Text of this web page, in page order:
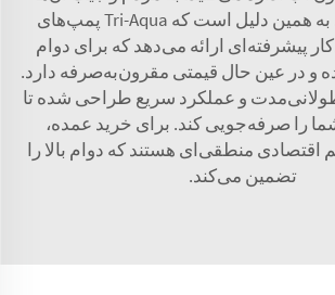
اهمیت می‌دهید. به همین دلیل است که Tri-Aqua پمپ‌های
پیشرفته‌ای ارائه می‌دهد که برای دوام
و در عین حال قیمتی مقرون‌به‌صرفه دارد.
و عملکرد سریع طراحی شده تا
را صرفه‌جویی کند. برای خرید عمده،
منطقی‌ای هستند که دوام بالا را
تضمین می‌کند.